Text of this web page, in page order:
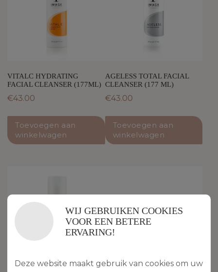
VITALC HYDRATING
FACIAL CLEANSER (177ML)
€43.00
Toevoegen aan
winkelwagen
AGELESS TOTAL FACIAL
CLEANSER (177 ML)
€43.00
Toevoegen aan
winkelwagen
WIJ GEBRUIKEN COOKIES
VOOR EEN BETERE
ERVARING!
Deze website maakt gebruik van cookies om uw